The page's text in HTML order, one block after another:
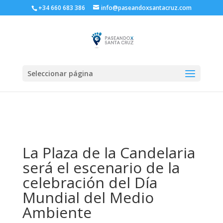
+34 660 683 386 info@paseandoxsantacruz.com
Seleccionar página
La Plaza de la Candelaria
será el escenario de la
celebración del Día
Mundial del Medio
Ambiente